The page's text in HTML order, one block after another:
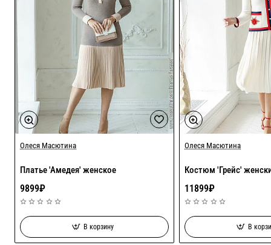
Олеся Масютина
Платье 'Амедея' женское
9899₽
В корзину
Олеся Масютина
Костюм 'Грейс'
11899₽
В